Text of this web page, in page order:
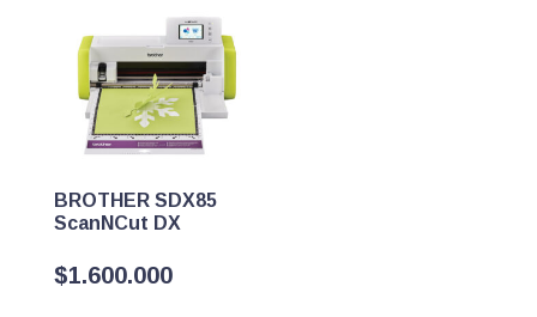
BROTHER SDX85
ScanNCut DX
$1.600.000